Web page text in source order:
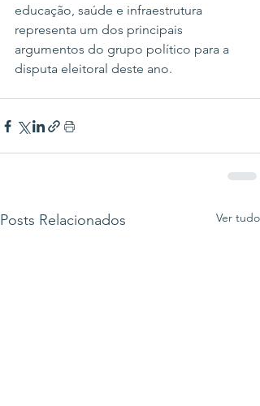
educação, saúde e infraestrutura
representa um dos principais
argumentos do grupo político para a
disputa eleitoral deste ano.
Posts Relacionados Ver tudo